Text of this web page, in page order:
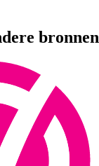
bronnen